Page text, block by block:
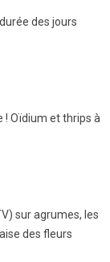
des jours
! Oïdium et thrips à
sur agrumes, les
des fleurs